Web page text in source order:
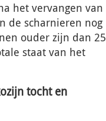
het vervangen van
de scharnieren nog
ouder zijn dan 25
staat van het
tocht en